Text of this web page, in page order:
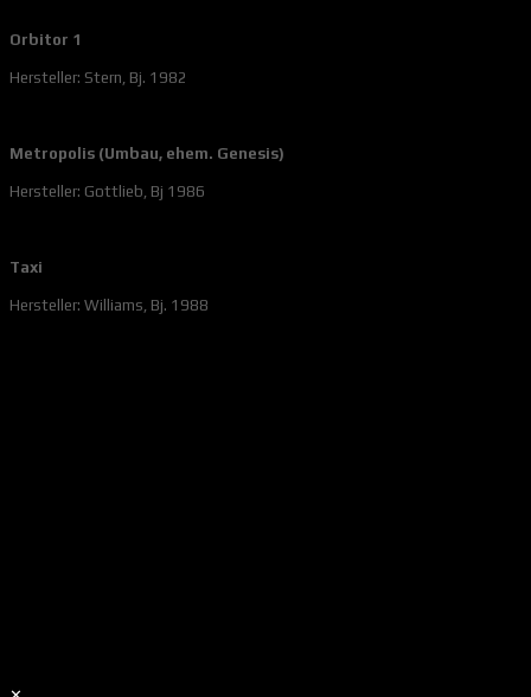
Orbitor 1
Hersteller: Stern, Bj. 1982
Metropolis (Umbau, ehem. Genesis)
Hersteller: Gottlieb, Bj 1986
Taxi
Hersteller: Williams, Bj. 1988